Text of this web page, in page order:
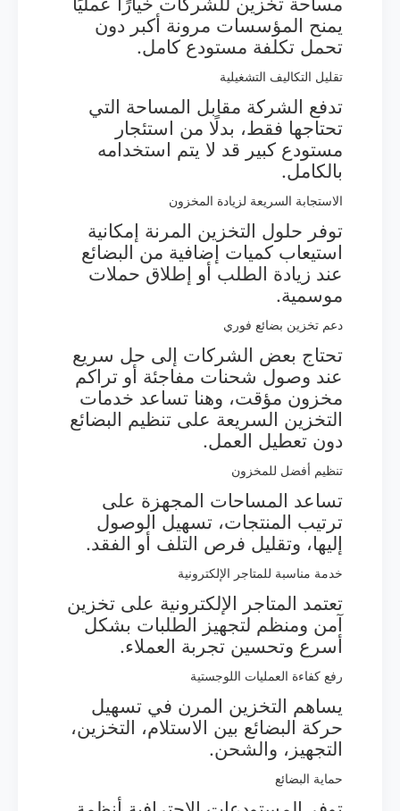
يمنح المؤسسات مرونة أكبر دون
تحمل تكلفة مستودع كامل.
تقليل التكاليف التشغيلية
تدفع الشركة مقابل المساحة التي
تحتاجها فقط، بدلًا من استئجار
مستودع كبير قد لا يتم استخدامه
بالكامل.
الاستجابة السريعة لزيادة المخزون
توفر حلول التخزين المرنة إمكانية
استيعاب كميات إضافية من البضائع
عند زيادة الطلب أو إطلاق حملات
موسمية.
دعم تخزين بضائع فوري
تحتاج بعض الشركات إلى حل سريع
عند وصول شحنات مفاجئة أو تراكم
مخزون مؤقت، وهنا تساعد خدمات
التخزين السريعة على تنظيم البضائع
دون تعطيل العمل.
تنظيم أفضل للمخزون
تساعد المساحات المجهزة على
ترتيب المنتجات، تسهيل الوصول
إليها، وتقليل فرص التلف أو الفقد.
خدمة مناسبة للمتاجر الإلكترونية
تعتمد المتاجر الإلكترونية على تخزين
آمن ومنظم لتجهيز الطلبات بشكل
أسرع وتحسين تجربة العملاء.
رفع كفاءة العمليات اللوجستية
يساهم التخزين المرن في تسهيل
حركة البضائع بين الاستلام، التخزين،
التجهيز، والشحن.
حماية البضائع